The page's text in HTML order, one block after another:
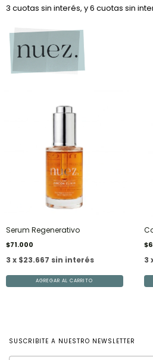
3 cuotas sin interés, y 6 cuotas sin
Serum Regenerativo
$71.000
3 x $23.667 sin interés 3
SUSCRIBITE A NUESTRO NEWSLETTER